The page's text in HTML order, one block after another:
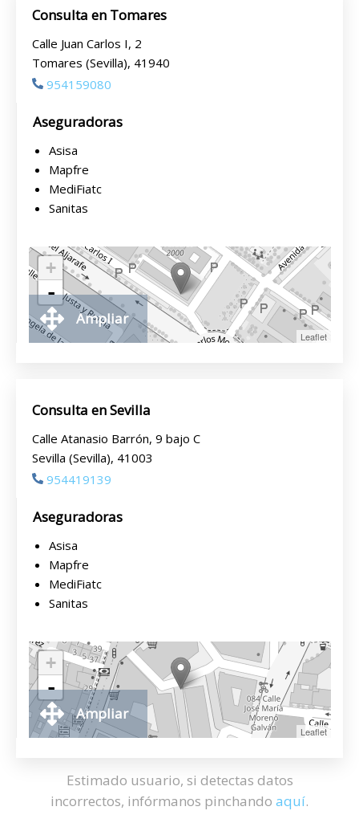
Consulta en Tomares
Calle Juan Carlos I, 2
Tomares (Sevilla), 41940
954159080
Aseguradoras
Asisa
Mapfre
MediFiatc
Sanitas
+
-
Leaflet
Ampliar
Consulta en Sevilla
Calle Atanasio Barrón, 9 bajo C
Sevilla (Sevilla), 41003
954419139
Aseguradoras
Asisa
Mapfre
MediFiatc
Sanitas
+
-
Leaflet
Ampliar
Estimado usuario, si detectas datos
incorrectos, infórmanos pinchando aquí.